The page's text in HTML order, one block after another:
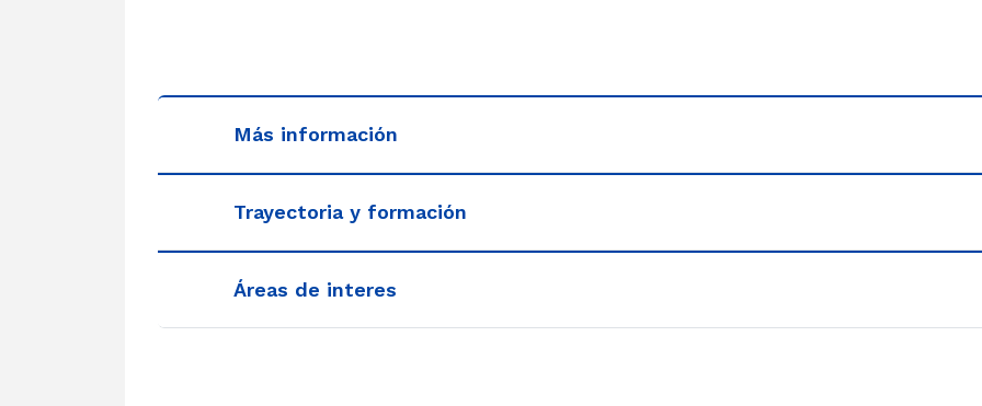
Más información
Trayectoria y formación
Áreas de interes